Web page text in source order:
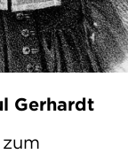
Gerhardt